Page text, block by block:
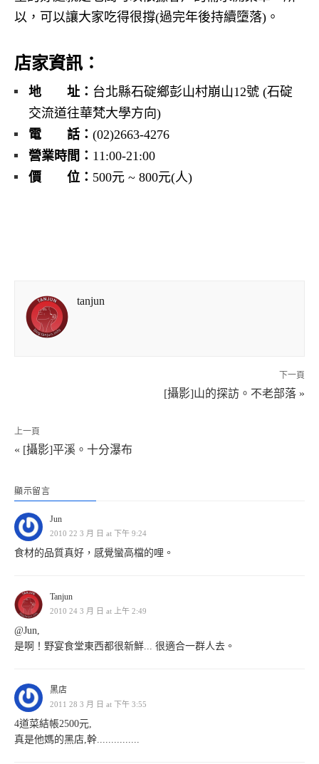
以，可以讓大家吃得很撐(過完年後持續墮落)。
店家資訊：
地 址： 台北縣石碇鄉彭山村崩山12號 (石碇
交流道往華梵大學方向)
電 話： (02)2663-4276
營業時間： 11:00-21:00
價 位： 500元 ~ 800元(人)
tanjun
下一頁
[攝影]山的探訪。不老部落 »
上一頁
« [攝影]平溪。十分瀑布
顯示留言
Jun
2010 22 3 月 日 at 下午 9:24
食材的品質真好，感覺蠻高檔的哩。
Tanjun
2010 24 3 月 日 at 上午 2:49
@Jun,
是啊！野宴食堂東西都很新鮮... 很適合一群人去。
黑店
2011 28 3 月 日 at 下午 3:55
4道菜結帳2500元,
真是他媽的黑店,幹...............